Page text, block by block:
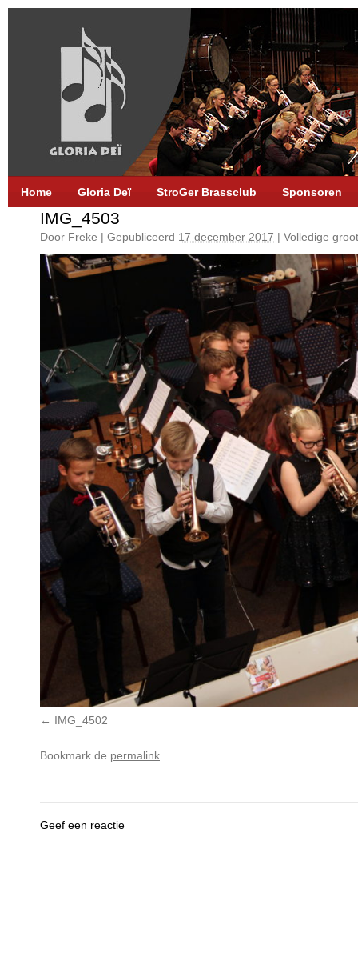
Home Gloria Deï StroGer Brassclub Sponsoren
IMG_4503
Door Freke | Gepubliceerd 17 december 2017 | Volledige
IMG_4502
Bookmark de permalink
Geef een reactie